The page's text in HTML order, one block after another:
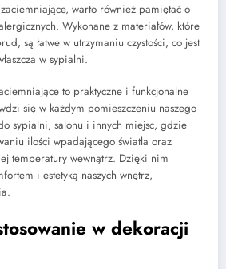
warto również pamiętać o
Wykonane z materiałów, które
są łatwe w utrzymaniu czystości, co jest
w sypialni.
to praktyczne i funkcjonalne
się w każdym pomieszczeniu naszego
sypialni, salonu i innych miejsc, gdzie
ilości wpadającego światła oraz
temperatury wewnątrz. Dzięki nim
i estetyką naszych wnętrz,
w dekoracji